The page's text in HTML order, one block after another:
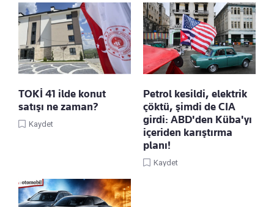
TOKİ 41 ilde konut
satışı ne zaman?
Kaydet
Petrol kesildi, elektrik
çöktü, şimdi de CIA
girdi: ABD'den Küba'yı
içeriden karıştırma
planı!
Kaydet